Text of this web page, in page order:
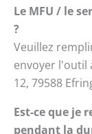
Le MFU / le
?
Veuillez
envoyer l'outil
12, 79588
Est-ce que je
pendant la